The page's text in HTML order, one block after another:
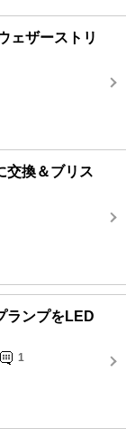
ェザーストリ
交換＆ブリス
ランプをLED
1